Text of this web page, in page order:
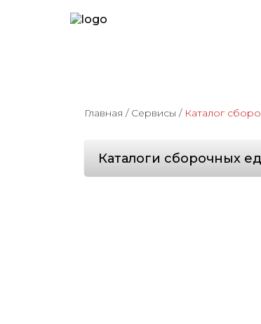
Главная / Сервисы / Каталог
Каталоги сборочных